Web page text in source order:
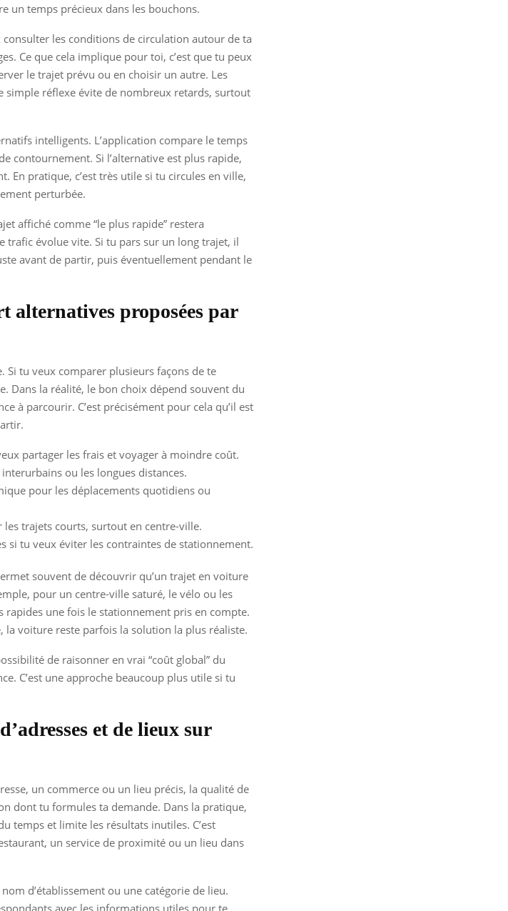
un temps précieux dans les bouchons.
les conditions de circulation autour de ta
Ce que cela implique pour toi, c’est que tu peux
le trajet prévu ou en choisir un autre. Les
simple réflexe évite de nombreux retards, surtout
intelligents. L’application compare le temps
contournement. Si l’alternative est plus rapide,
En pratique, c’est très utile si tu circules en ville,
perturbée.
affiché comme “le plus rapide” restera
trafic évolue vite. Si tu pars sur un long trajet, il
avant de partir, puis éventuellement pendant le
alternatives proposées par
Si tu veux comparer plusieurs façons de te
Dans la réalité, le bon choix dépend souvent du
à parcourir. C’est précisément pour cela qu’il est
partager les frais et voyager à moindre coût.
ou les longues distances.
pour les déplacements quotidiens ou
les trajets courts, surtout en centre-ville.
si tu veux éviter les contraintes de stationnement.
souvent de découvrir qu’un trajet en voiture
pour un centre-ville saturé, le vélo ou les
une fois le stationnement pris en compte.
la voiture reste parfois la solution la plus réaliste.
de raisonner en vrai “coût global” du
C’est une approche beaucoup plus utile si tu
et de lieux sur
un commerce ou un lieu précis, la qualité de
dont tu formules ta demande. Dans la pratique,
temps et limite les résultats inutiles. C’est
un service de proximité ou un lieu dans
d’établissement ou une catégorie de lieu.
avec les informations utiles pour te